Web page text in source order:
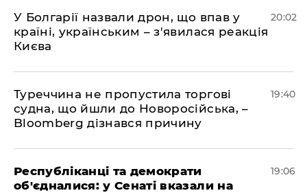
У Болгарії назвали дрон, що впав у
країні, українським – з'явилася реакція
Києва
20:02
Туреччина не пропустила торгові
судна, що йшли до Новоросійська, –
Bloomberg дізнався причину
19:40
Республіканці та демократи
об'єдналися: у Сенаті вказали на
19:06